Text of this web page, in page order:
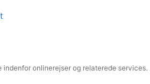
onlinerejser og relaterede services.